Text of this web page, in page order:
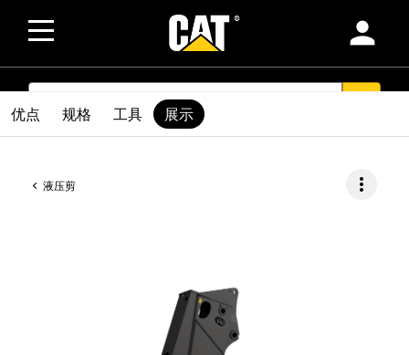
person
SEARCH
液压剪 more_vert
优点 规格 工具 展示